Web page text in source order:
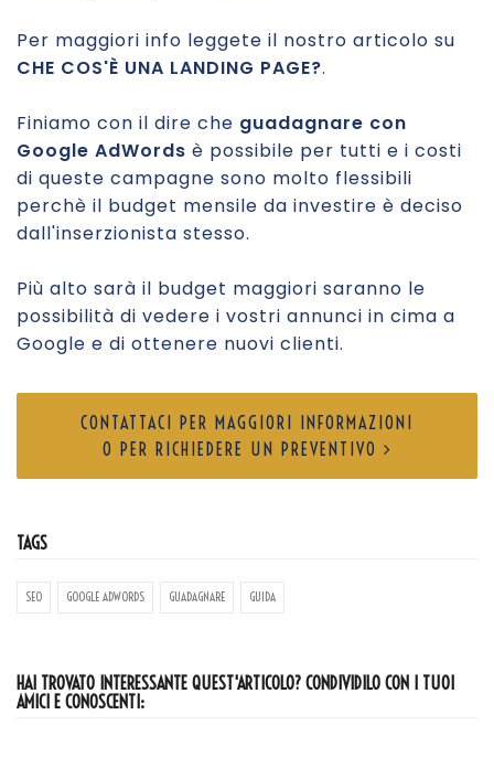
Per maggiori info leggete il nostro articolo su
CHE COS'È UNA LANDING PAGE?.
Finiamo con il dire che guadagnare con
Google AdWords è possibile per tutti e i costi
di queste campagne sono molto flessibili
perchè il budget mensile da investire è deciso
dall'inserzionista stesso.
Più alto sarà il budget maggiori saranno le
possibilità di vedere i vostri annunci in cima a
Google e di ottenere nuovi clienti.
CONTATTACI PER MAGGIORI INFORMAZIONI
O PER RICHIEDERE UN PREVENTIVO
TAGS
SEO GOOGLE ADWORDS GUADAGNARE GUIDA
HAI TROVATO INTERESSANTE QUEST'ARTICOLO? CONDIVIDILO CON I TUOI
AMICI E CONOSCENTI: